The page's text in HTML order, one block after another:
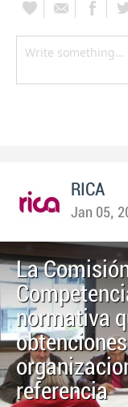
RICA
Jan 05,
La
normativa
referencia